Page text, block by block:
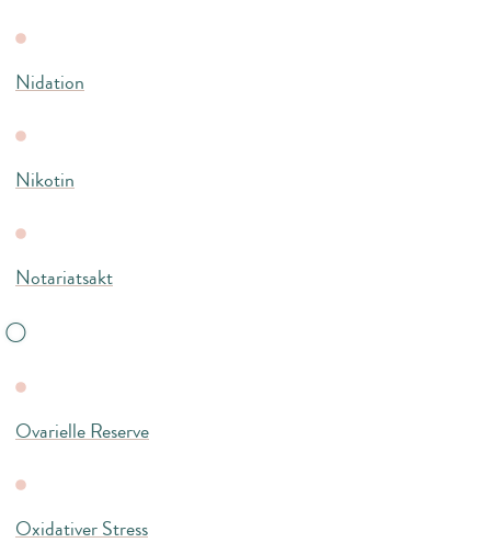
Nidation
Nikotin
Notariatsakt
O
Ovarielle Reserve
Oxidativer Stress